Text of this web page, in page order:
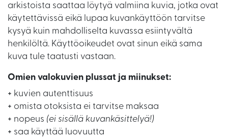
arkistoista saattaa löytyä valmiina kuvia, jotka ovat
käytettävissä eikä lupaa kuvankäyttöön tarvitse
kysyä kuin mahdolliselta kuvassa esiintyvältä
henkilöltä. Käyttöoikeudet ovat sinun eikä sama
kuva tule taatusti vastaan.
Omien valokuvien plussat ja miinukset:
+ kuvien autenttisuus
+ omista otoksista ei tarvitse maksaa
+ nopeus (ei sisällä kuvankäsittelyä!)
+ saa käyttää luovuutta